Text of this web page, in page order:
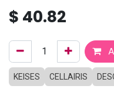
$ 40.82
KEISES CELLAIRIS